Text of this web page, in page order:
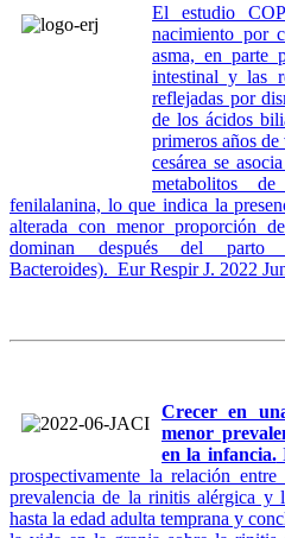
El estudio
nacimiento por
asma, en parte
intestinal y las
reflejadas por
de los ácidos
primeros años
cesárea se
metabolitos
fenilalanina, lo que indica la
alterada con menor proporción
dominan después del parto
Bacteroides). Eur Respir J. 2022
Crecer en
menor
en la infancia.
prospectivamente la relación
prevalencia de la rinitis alérgica y
hasta la edad adulta temprana y